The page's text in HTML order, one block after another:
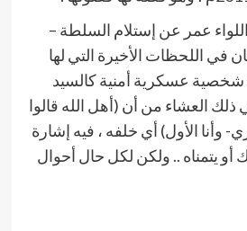
عمر عن إستلام السلطة –
في اللحظات الأخيرة التي لها
شخصية عسكرية أمنية كالسيد
العشاء من أن (أهل الله قالوا
وأنا الأول) أي خلفه ، فيه إشارة
أو يتمناه .. ولكن لكل حال أحوال